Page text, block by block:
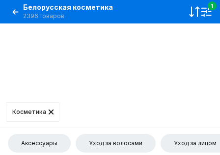
Белорусская косметика
2396 товаров
1
Косметика
Аксессуары Уход за волосами Уход за лицом